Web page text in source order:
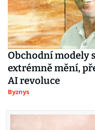
Obchodní modely
extrémně mění,
AI revoluce
Byznys